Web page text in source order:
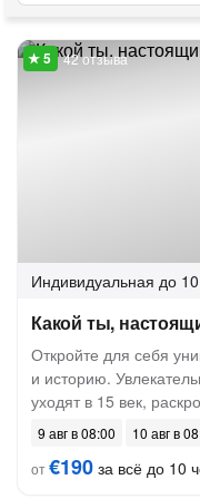
42 отзыва
Индивидуальная до
Какой ты,
Откройте для себя
и историю.
уходят в 15 век,
9 авг в 08:00
10 авг в
от€190 за всё до 10